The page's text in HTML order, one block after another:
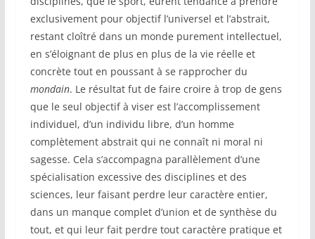
exclusivement pour objectif l’universel et l’abstrait,
restant cloîtré dans un monde purement intellectuel,
en s’éloignant de plus en plus de la vie réelle et
concrète tout en poussant à se rapprocher du
mondain. Le résultat fut de faire croire à trop de gens
que le seul objectif à viser est l’accomplissement
individuel, d’un individu libre, d’un homme
complètement abstrait qui ne connaît ni moral ni
sagesse. Cela s’accompagna parallèlement d’une
spécialisation excessive des disciplines et des
sciences, leur faisant perdre leur caractère entier,
dans un manque complet d’union et de synthèse du
tout, et qui leur fait perdre tout caractère pratique et